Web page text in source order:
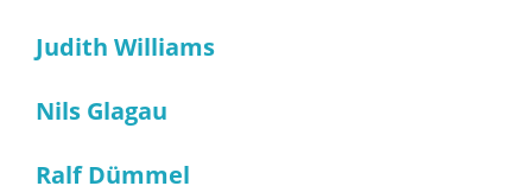
Judith Williams
Nils Glagau
Ralf Dümmel